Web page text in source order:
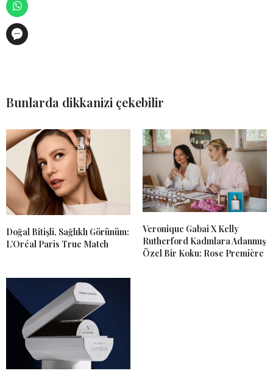
Bunlarda dikkanizi çekebilir
Doğal Bitişli, Sağlıklı Görünüm:
L’Oréal Paris True Match
Veronique Gabai X Kelly
Rutherford Kadınlara Adanmış
Özel Bir Koku: Rose Première